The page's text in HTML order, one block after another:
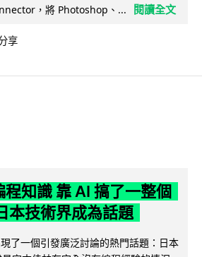
，將 Photoshop、...
閱讀全文
享
程知識 靠 AI 搞了一整個
本技術界成為話題
了一個引發廣泛討論的熱門話題：日本